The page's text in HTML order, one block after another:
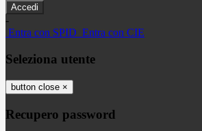
-
Entra con SPID Entra con CIE
Seleziona utente
button close ×
Recupero password